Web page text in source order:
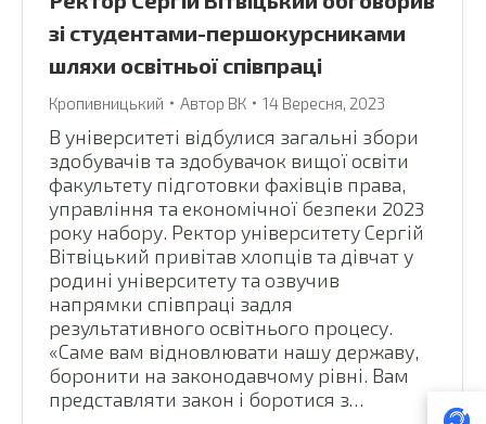
зі студентами-першокурсниками
шляхи освітньої співпраці
Кропивницький Автор ВК 14 Вересня, 2023
В університеті відбулися загальні збори
здобувачів та здобувачок вищої освіти
факультету підготовки фахівців права,
управління та економічної безпеки 2023
року набору. Ректор університету Сергій
Вітвіцький привітав хлопців та дівчат у
родині університету та озвучив
напрямки співпраці задля
результативного освітнього процесу.
«Саме вам відновлювати нашу державу,
боронити на законодавчому рівні. Вам
представляти закон і боротися з…